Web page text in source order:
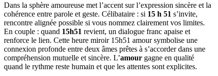
Dans la sphère amoureuse met l’accent sur l’expression sincère et la
cohérence entre parole et geste. Célibataire : si 15 h 51 s’invite,
rencontre alignée possible si vous nommez clairement vos limites.
En couple : quand 15h51 revient, un dialogue franc apaise et
renforce le lien. Cette heure miroir 15h51 amour symbolise une
connexion profonde entre deux âmes prêtes à s’accorder dans une
compréhension mutuelle et sincère. L’amour gagne en qualité
quand le rythme reste humain et que les attentes sont explicites.